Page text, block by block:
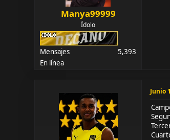
Manya99999
Ídolo
Mensajes
5,393
En línea
Junio